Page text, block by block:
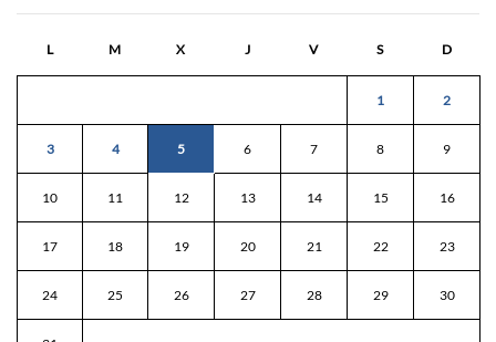
L M X J V S D
1 2
3 4 5 6 7 8 9
10 11 12 13 14 15 16
17 18 19 20 21 22 23
24 25 26 27 28 29 30